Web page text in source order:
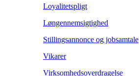
Loyalitetspligt
Løngennemsigtighed
Stillingsannonce og jobsamtale
Vikarer
Virksomhedsoverdragelse